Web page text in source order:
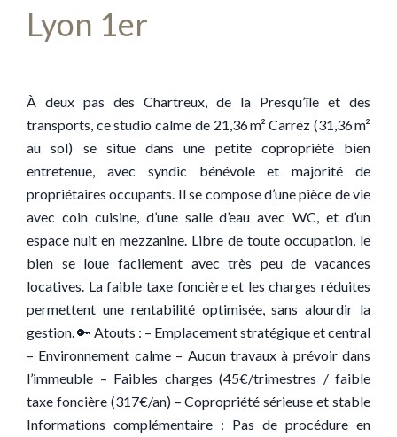
Lyon 1er
À deux pas des Chartreux, de la Presqu’île et des
transports, ce studio calme de 21,36 m² Carrez (31,36 m²
au sol) se situe dans une petite copropriété bien
entretenue, avec syndic bénévole et majorité de
propriétaires occupants. Il se compose d’une pièce de vie
avec coin cuisine, d’une salle d’eau avec WC, et d’un
espace nuit en mezzanine. Libre de toute occupation, le
bien se loue facilement avec très peu de vacances
locatives. La faible taxe foncière et les charges réduites
permettent une rentabilité optimisée, sans alourdir la
gestion. 🔑 Atouts : – Emplacement stratégique et central
– Environnement calme – Aucun travaux à prévoir dans
l’immeuble – Faibles charges (45€/trimestres / faible
taxe foncière (317€/an) – Copropriété sérieuse et stable
Informations complémentaire : Pas de procédure en